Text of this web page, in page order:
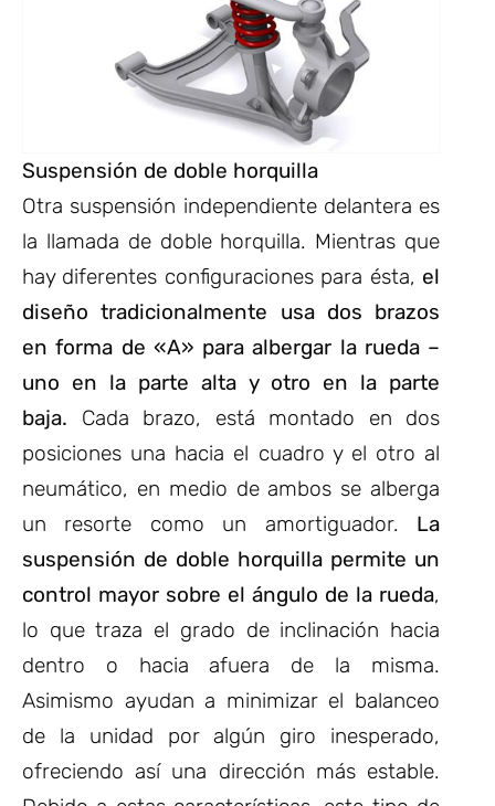
Suspensión de doble horquilla
Otra suspensión independiente delantera es
la llamada de doble horquilla. Mientras que
hay diferentes configuraciones para ésta, el
diseño tradicionalmente usa dos brazos
en forma de «A» para albergar la rueda –
uno en la parte alta y otro en la parte
baja. Cada brazo, está montado en dos
posiciones una hacia el cuadro y el otro al
neumático, en medio de ambos se alberga
un resorte como un amortiguador. La
suspensión de doble horquilla permite un
control mayor sobre el ángulo de la rueda,
lo que traza el grado de inclinación hacia
dentro o hacia afuera de la misma.
Asimismo ayudan a minimizar el balanceo
de la unidad por algún giro inesperado,
ofreciendo así una dirección más estable.